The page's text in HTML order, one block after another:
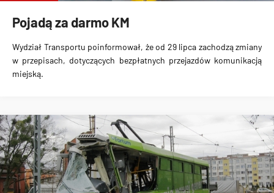
Pojadą za darmo KM
Wydział Transportu poinformował, żeod 29 lipca zachodzą zmiany
w przepisach, dotyczących bezpłatnych przejazdów komunikacją
miejską.